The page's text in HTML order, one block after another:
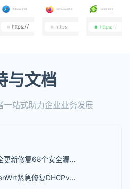
与文档
一站式助力企业业务发展
Debian 13发布内核安全更新修复68个安全漏洞 包括4个评分高达9.8分的漏洞
CVE-2026-53921 OpenWrt紧急修复DHCPv6漏洞